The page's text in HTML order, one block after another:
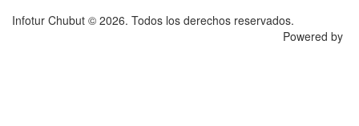
Infotur Chubut © 2026. Todos los derechos reservados.
Powered by